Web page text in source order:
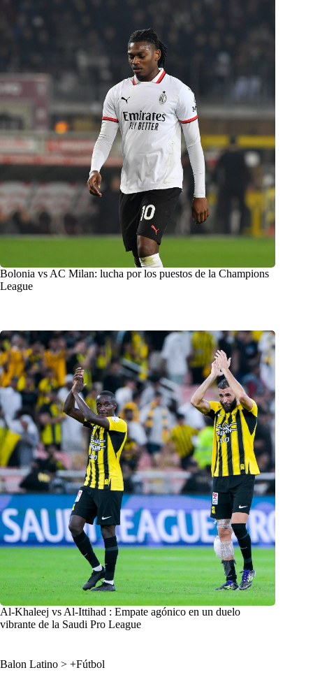
Bolonia vs AC Milan: lucha por los puestos de la Champions
League
Al-Khaleej vs Al-Ittihad : Empate agónico en un duelo
vibrante de la Saudi Pro League
Balon Latino > +Fútbol